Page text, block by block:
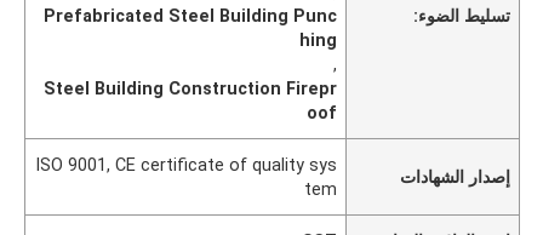
تسليط الضوء:
Prefabricated Steel Building Punc
hing
,
Steel Building Construction Firepr
oof
إصدار الشهادات
ISO 9001, CE certificate of quality sys
tem